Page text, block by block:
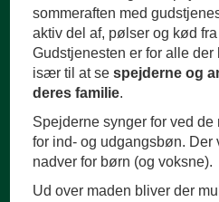
sommeraften med
aktiv del af, pølser og kød
Gudstjenesten er for alle
især til at sespejderne og
deres familie.
Spejderne synger for ved
for ind- og udgangsbøn. Der
nadver for børn (og voksne).
Ud over maden bliver der